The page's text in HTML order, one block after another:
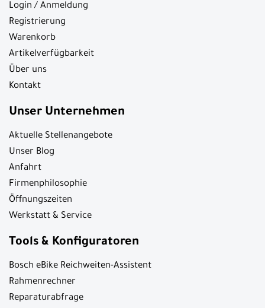
Login / Anmeldung
Registrierung
Warenkorb
Artikelverfügbarkeit
Über uns
Kontakt
Unser Unternehmen
Aktuelle Stellenangebote
Unser Blog
Anfahrt
Firmenphilosophie
Öffnungszeiten
Werkstatt & Service
Tools & Konfiguratoren
Bosch eBike Reichweiten-Assistent
Rahmenrechner
Reparaturabfrage